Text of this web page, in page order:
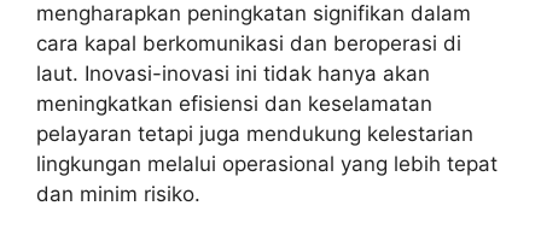
mengharapkan peningkatan signifikan dalam
cara kapal berkomunikasi dan beroperasi di
laut. Inovasi-inovasi ini tidak hanya akan
meningkatkan efisiensi dan keselamatan
pelayaran tetapi juga mendukung kelestarian
lingkungan melalui operasional yang lebih tepat
dan minim risiko.